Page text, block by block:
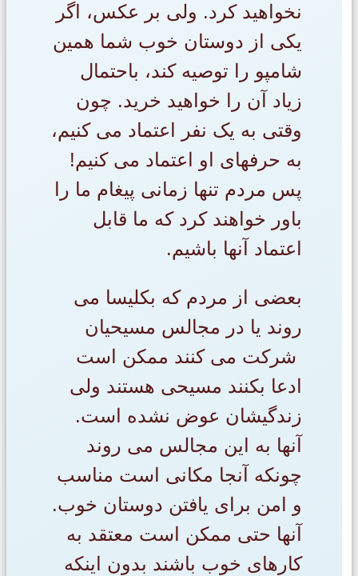
نخواهید کرد. ولی بر عکس، اگر
یکی از دوستان خوب شما همین
شامپو را توصیه کند، باحتمال
زیاد آن را خواهید خرید. چون
وقتی به یک نفر اعتماد می کنیم،
به حرفهای او اعتماد می کنیم!
پس مردم تنها زمانی پیغام ما را
باور خواهند کرد که ما قابل
اعتماد آنها باشیم.
بعضی از مردم که بکلیسا می
روند یا در مجالس مسیحیان
شرکت می کنند ممکن است
ادعا بکنند مسیحی هستند ولی
زندگیشان عوض نشده است.
آنها به این مجالس می روند
چونکه آنجا مکانی است مناسب
و امن برای یافتن دوستان خوب.
آنها حتی ممکن است معتقد به
کارهای خوب باشند بدون اینکه